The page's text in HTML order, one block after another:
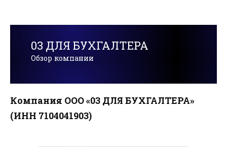
03 ДЛЯ БУХГАЛТЕРА
Обзор компании
Компания ООО «03 ДЛЯ БУХГАЛТЕРА»
(ИНН 7104041903)